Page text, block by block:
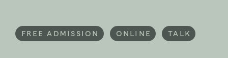
FREE ADMISSION ONLINE TALK